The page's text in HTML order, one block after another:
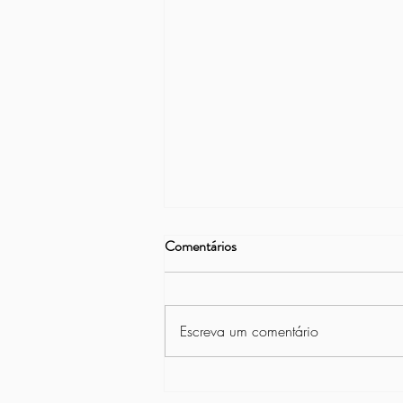
Comentários
Escreva um comentário